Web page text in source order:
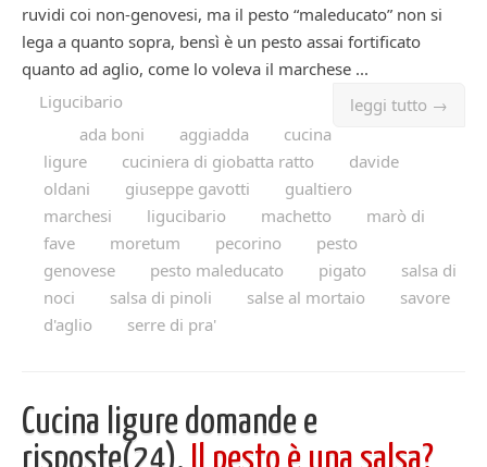
ruvidi coi non-genovesi, ma il pesto “maleducato” non si
lega a quanto sopra, bensì è un pesto assai fortificato
quanto ad aglio, come lo voleva il marchese ...
leggi tutto →
Ligucibario
ada boni
aggiadda
cucina
ligure
cuciniera di giobatta ratto
davide
oldani
giuseppe gavotti
gualtiero
marchesi
ligucibario machetto
marò di
fave
moretum pecorino
pesto
genovese
pesto maleducato pigato
salsa di
noci
salsa di pinoli salse al mortaio
savore
d'aglio
serre di pra'
Cucina ligure domande e